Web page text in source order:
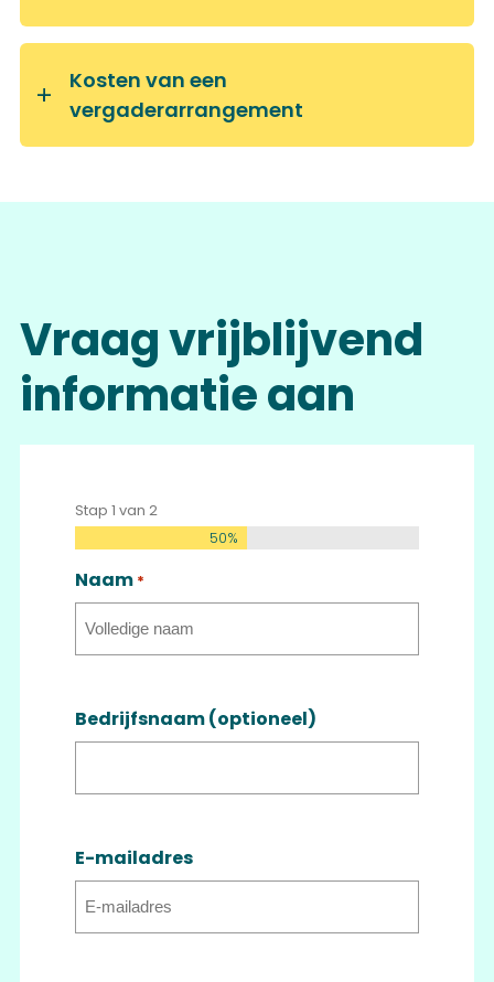
Kosten van een
vergaderarrangement
Vraag vrijblijvend
informatie aan
Stap 1 van 2
50%
Naam *
Bedrijfsnaam (optioneel)
E-mailadres